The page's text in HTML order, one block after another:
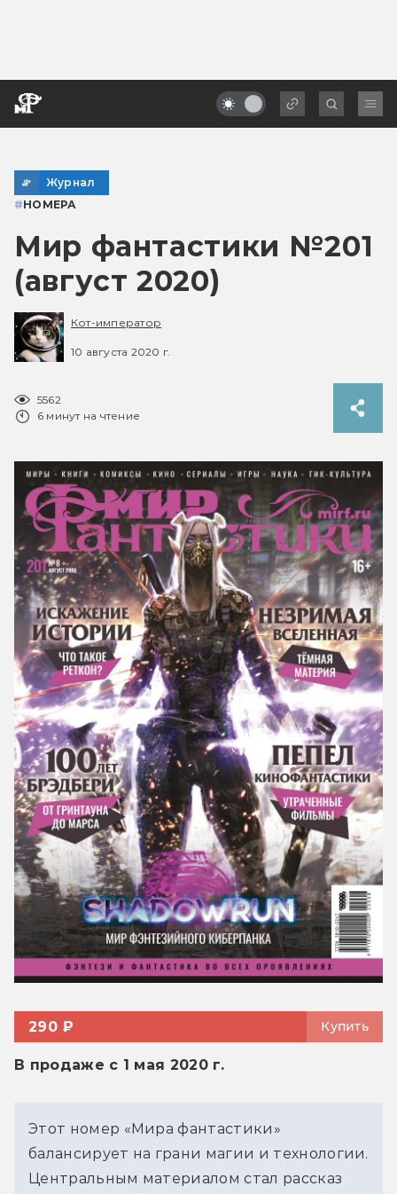
Журнал
#НОМЕРА
Мир фантастики №201
(август 2020)
Кот-император
10 августа 2020 г.
5562
6 минут на чтение
290 ₽ Купить
В продаже с 1 мая 2020 г.
Этот номер «Мира фантастики»
балансирует на грани магии и технологии.
Центральным материалом стал рассказ